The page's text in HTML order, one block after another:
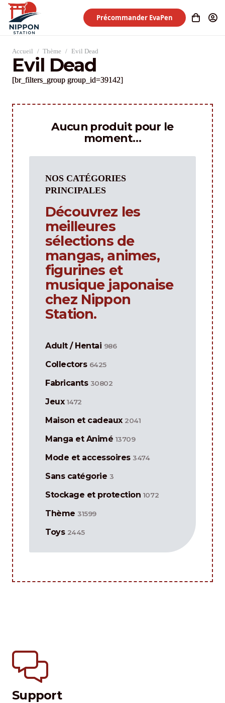
Précommander EvaPen
Accueil / Thème / Evil Dead
Evil Dead
[br_filters_group group_id=39142]
Aucun produit pour le
moment…
NOS CATÉGORIES
PRINCIPALES
Découvrez les
meilleures
sélections de
mangas, animes,
figurines et
musique japonaise
chez Nippon
Station.
Adult / Hentai 986
Collectors 6425
Fabricants 30802
Jeux 1472
Maison et cadeaux 2041
Manga et Animé 13709
Mode et accessoires 3474
Sans catégorie 3
Stockage et protection 1072
Thème 31599
Toys 2445
Support